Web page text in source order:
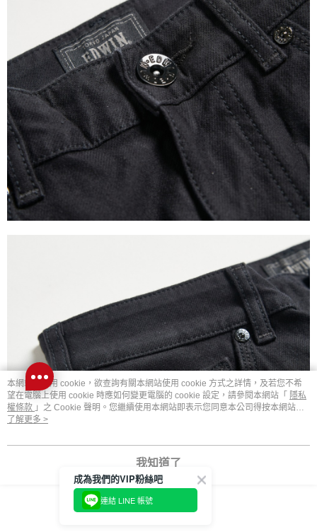
本網站中使用 cookie，欲查詢有關本網站使用 cookie 方式之詳情，及若您不希
望在電腦上使用 cookie 時應如何變更電腦的 cookie 設定，請參閱本網站「 隱私
權條款 」之 Cookie 聲明。您繼續使用本網站即表示您同意本公司得按本網站使
用條款之 Cookie 聲明使用 cookie。
了解更多 >
我知道了
成為我們的VIP粉絲吧
連結 LINE 帳號